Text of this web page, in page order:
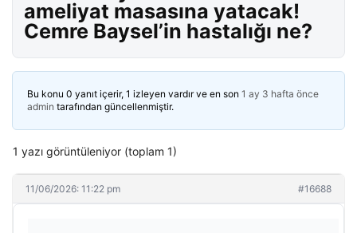
ameliyat masasına yatacak!
Cemre Baysel’in hastalığı ne?
Bu konu 0 yanıt içerir, 1 izleyen vardır ve en son 1 ay 3 hafta önce
admin tarafından güncellenmiştir.
1 yazı görüntüleniyor (toplam 1)
11/06/2026: 11:22 pm #16688